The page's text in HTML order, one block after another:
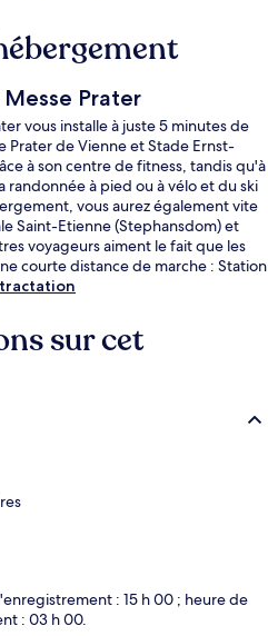
Prater
vous installe à juste 5 minutes de
de Vienne et Stade Ernst-
à son centre de fitness, tandis qu'à
à pied ou à vélo et du ski
vous aurez également vite
Saint-Etienne (Stephansdom) et
voyageurs aiment le fait que les
courte distance de marche : Station
à pied et Station de métro
sur cet
: 15 h 00 ; heure de
: 03 h 00.